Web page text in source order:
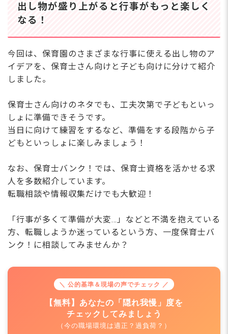
出し物が盛り上がると行事がもっと楽しく
なる！
今回は、保育園のさまざまな行事に使える出し物のア
イデアを、保育士さん向けと子ども向けに分けて紹介
しました。
保育士さん向けのネタでも、工夫次第で子どもといっ
しょに準備できそうです。
当日に向けて練習をするなど、準備をする段階から子
どもといっしょに楽しみましょう！
なお、保育士バンク！では、保育士資格を活かせる求
人を多数紹介しています。
転職相談や情報収集だけでも大歓迎！
「行事が多くて準備が大変…」などと不満を抱えている
方、転職しようか迷っているという方、一度保育士バ
ンク！に相談してみませんか？
＼ 公的基準＆現場の声でチェック ／
【無料】あなたの「隠れ我慢」度を
チェックしてみましょう
（今の職場環境は適正？過負荷？）